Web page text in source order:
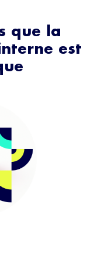
que la
est